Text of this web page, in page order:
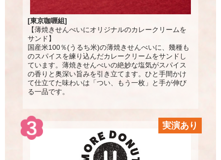
[東京咖喱組]
【薄焼きせんべいにオリジナルのカレークリームを
サンド】
国産米100％(うるち米)の薄焼きせんべいに、幾種も
のスパイスを練り込んだカレークリームをサンドし
ています。薄焼きせんべいの絶妙な塩気がスパイス
の香りと奥深い旨みを引き立てます。ひと手間かけ
て仕立てた味わいは「つい、もう一枚」と手が伸び
る一品です。
実演あり